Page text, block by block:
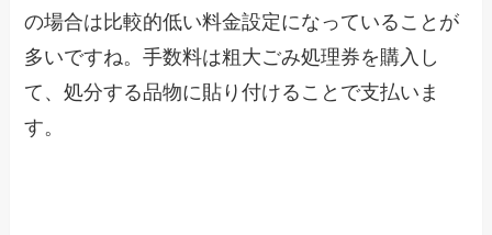
の場合は比較的低い料金設定になっていることが
多いですね。手数料は粗大ごみ処理券を購入し
て、処分する品物に貼り付けることで支払いま
す。